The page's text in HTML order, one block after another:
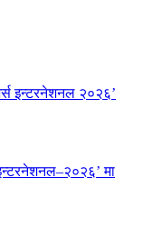
इन्टरनेशनल २०२६’
मा